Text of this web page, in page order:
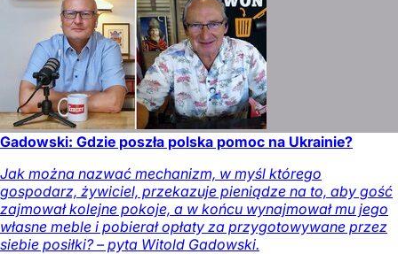
Gadowski: Gdzie poszła polska pomoc na Ukrainie?
Jak można nazwać mechanizm, w myśl którego
gospodarz, żywiciel, przekazuje pieniądze na to, aby gość
zajmował kolejne pokoje, a w końcu wynajmował mu jego
własne meble i pobierał opłaty za przygotowywane przez
siebie posiłki? – pyta Witold Gadowski.